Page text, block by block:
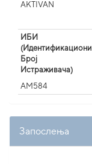
AKTIVAN
ИБИ
(Идентификациони
Број
Истраживача)
AM584
Запослења